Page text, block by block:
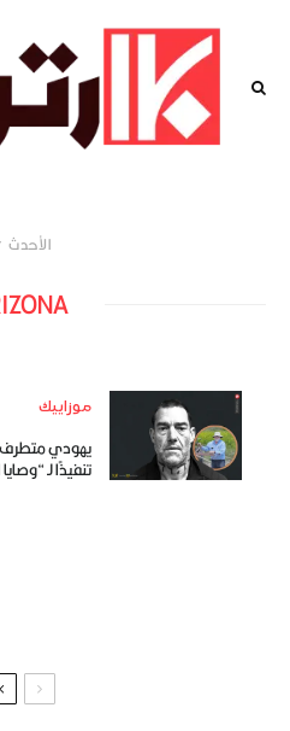
الأحدث
موزاييك
يهودي متطرف
تنفيذًا لـ “وصايا